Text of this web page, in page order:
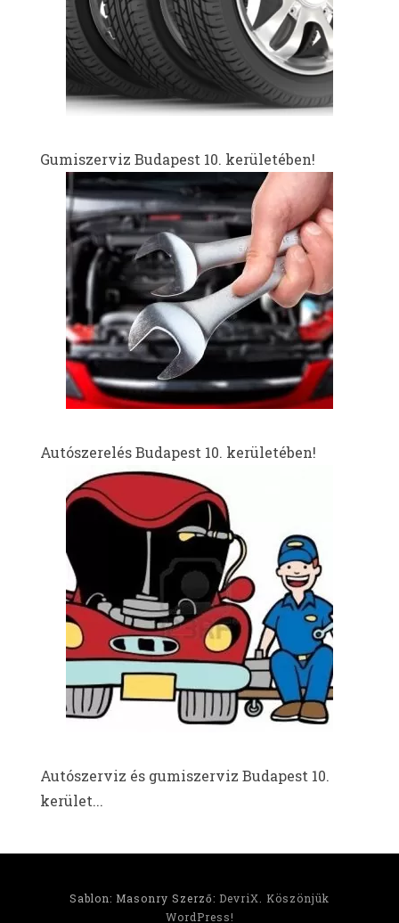
Gumiszerviz Budapest 10. kerületében!
Autószerelés Budapest 10. kerületében!
Autószerviz és gumiszerviz Budapest 10.
kerület...
Sablon: Masonry Szerző: DevriX
Köszönjük
WordPress!